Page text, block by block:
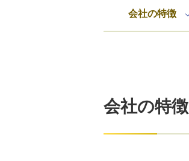
会社の特徴
会社の特徴